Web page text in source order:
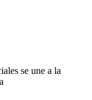
se une a la